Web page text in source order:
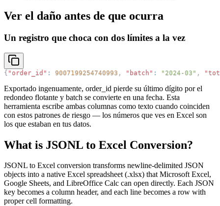
Ver el daño antes de que ocurra
Un registro que choca con dos límites a la vez
{ "order_id" : 9007199254740993 , "batch" : "2024-03" ,
Exportado ingenuamente, order_id pierde su último dígito por el
redondeo flotante y batch se convierte en una fecha. Esta
herramienta escribe ambas columnas como texto cuando coinciden
con estos patrones de riesgo — los números que ves en Excel son
los que estaban en tus datos.
What is JSONL to Excel Conversion?
JSONL to Excel conversion transforms newline-delimited JSON
objects into a native Excel spreadsheet (.xlsx) that Microsoft Excel,
Google Sheets, and LibreOffice Calc can open directly. Each JSON
key becomes a column header, and each line becomes a row with
proper cell formatting.